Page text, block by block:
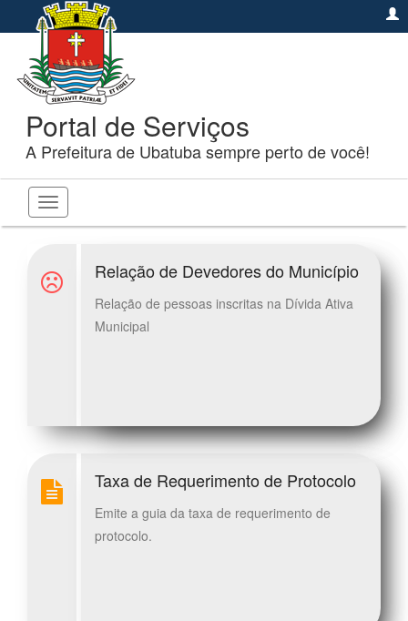
Portal de Serviços
A Prefeitura de Ubatuba sempre perto de você!
Toggle
navigation
Relação de Devedores do Município
Relação de pessoas inscritas na Dívida Ativa
Municipal
Taxa de Requerimento de Protocolo
Emite a guia da taxa de requerimento de
protocolo.